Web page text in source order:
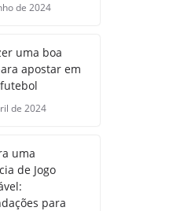
de 2024
uma boa
apostar em
de 2024
uma
de Jogo
para